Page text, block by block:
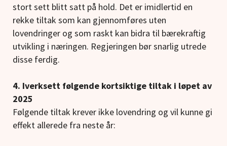
stort sett blitt satt på hold. Det er imidlertid en
rekke tiltak som kan gjennomføres uten
lovendringer og som raskt kan bidra til bærekraftig
utvikling i næringen. Regjeringen bør snarlig utrede
disse ferdig.
4. Iverksett følgende kortsiktige tiltak i løpet av
2025
Følgende tiltak krever ikke lovendring og vil kunne gi
effekt allerede fra neste år: